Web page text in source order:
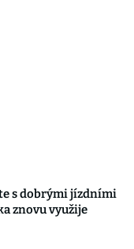
s dobrými jízdními
znovu využije